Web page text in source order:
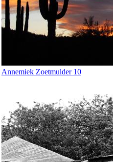
Annemiek Zoetmulder 10